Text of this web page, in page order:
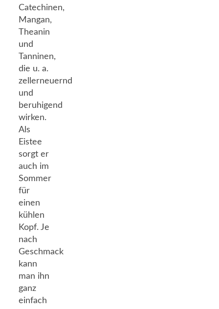
Catechinen,
Mangan,
Theanin
und
Tanninen,
die u. a.
zellerneuernd
und
beruhigend
wirken.
Als
Eistee
sorgt er
auch im
Sommer
für
einen
kühlen
Kopf. Je
nach
Geschmack
kann
man ihn
ganz
einfach